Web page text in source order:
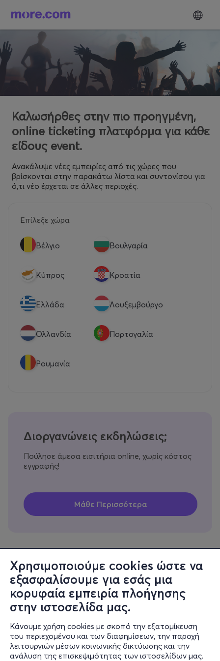
Χρησιμοποιούμε cookies ώστε να
εξασφαλίσουμε για εσάς μια
κορυφαία εμπειρία πλοήγησης
στην ιστοσελίδα μας.
Κάνουμε χρήση cookies με σκοπό την εξατομίκευση
του περιεχομένου και των διαφημίσεων, την παροχή
λειτουργιών μέσων κοινωνικής δικτύωσης και την
ανάλυση της επισκεψιμότητας των ιστοσελίδων μας.
Καλωσήρθες στην πιο προηγμένη,
online ticketing πλατφόρμα για κάθε
είδους event.
Ανακάλυψε νέες εμπειρίες από τις χώρες που
βρίσκονται στην παρακάτω λίστα και συντονίσου για
ό,τι νέο έρχεται σε άλλες περιοχές.
Επίλεξε χώρα
Βέλγιο Βουλγαρία
Κύπρος Κροατία
Eλλάδα Λουξεμβούργο
Ολλανδία Πορτογαλία
Ρουμανία
Διοργανώνεις εκδηλώσεις;
Πούλησε άμεσα εισιτήρια online, χωρίς κόστος
εγγραφής!
Πληροφορίες
Υποστήριξη
Stay Connected